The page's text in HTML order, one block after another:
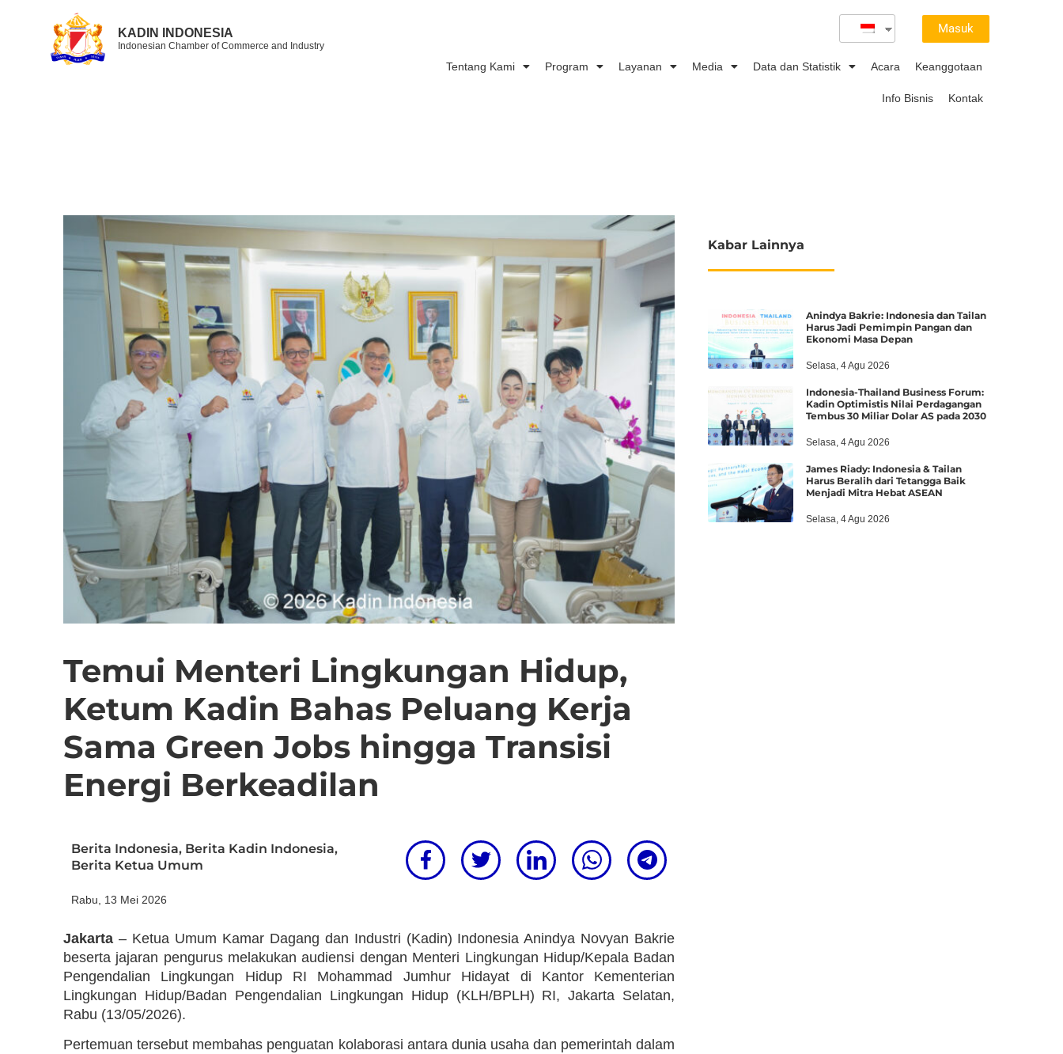
KADIN INDONESIA
Indonesian Chamber of Commerce and Industry
Masuk
Tentang Kami Program Layanan Media Data dan Statistik Acara Keanggotaan
Info Bisnis Kontak
Temui Menteri Lingkungan Hidup,
Ketum Kadin Bahas Peluang Kerja
Sama Green Jobs hingga Transisi
Energi Berkeadilan
Berita Indonesia, Berita Kadin Indonesia,
Berita Ketua Umum
Rabu, 13 Mei 2026
Jakarta – Ketua Umum Kamar Dagang dan Industri (Kadin) Indonesia Anindya Novyan Bakrie
beserta jajaran pengurus melakukan audiensi dengan Menteri Lingkungan Hidup/Kepala Badan
Pengendalian Lingkungan Hidup RI Mohammad Jumhur Hidayat di Kantor Kementerian
Lingkungan Hidup/Badan Pengendalian Lingkungan Hidup (KLH/BPLH) RI, Jakarta Selatan,
Rabu (13/05/2026).
Pertemuan tersebut membahas penguatan kolaborasi antara dunia usaha dan pemerintah dalam
Kabar Lainnya
Anindya Bakrie: Indonesia dan Tailan
Harus Jadi Pemimpin Pangan dan
Ekonomi Masa Depan
Selasa, 4 Agu 2026
Indonesia-Thailand Business Forum:
Kadin Optimistis Nilai Perdagangan
Tembus 30 Miliar Dolar AS pada 2030
Selasa, 4 Agu 2026
James Riady: Indonesia & Tailan
Harus Beralih dari Tetangga Baik
Menjadi Mitra Hebat ASEAN
Selasa, 4 Agu 2026